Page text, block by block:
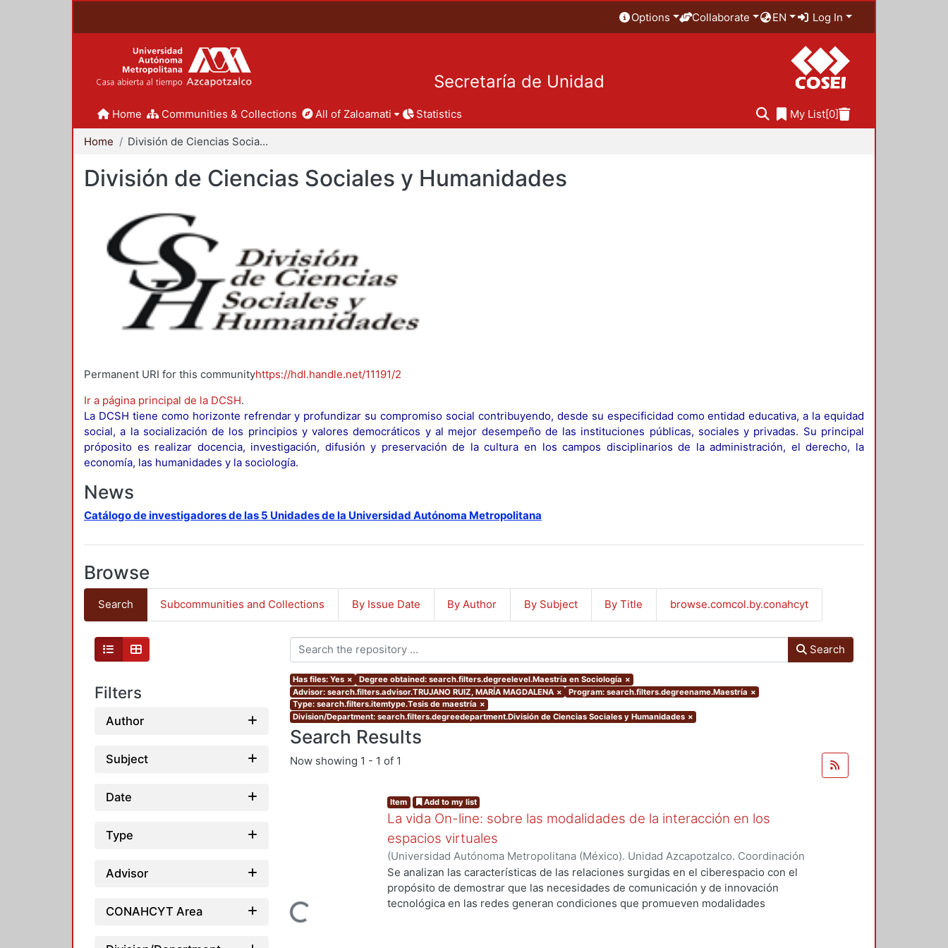
Options Collaborate EN Log In
Secretaría de Unidad
Home Communities & Collections All of Zaloamati Statistics My List[0]
Home División de Ciencias Sociales y Humanidades
División de Ciencias Sociales y Humanidades
Permanent URI for this communityhttps://hdl.handle.net/11191/2
Ir a página principal de la DCSH.
La DCSH tiene como horizonte refrendar y profundizar su compromiso social contribuyendo, desde su especificidad como entidad educativa, a la equidad
social, a la socialización de los principios y valores democráticos y al mejor desempeño de las instituciones públicas, sociales y privadas. Su principal
próposito es realizar docencia, investigación, difusión y preservación de la cultura en los campos disciplinarios de la administración, el derecho, la
economía, las humanidades y la sociología.
News
Catálogo de investigadores de las 5 Unidades de la Universidad Autónoma Metropolitana
Browse
Search Subcommunities and Collections By Issue Date By Author By Subject By Title browse.comcol.by.conahcyt
Filters
Author
Subject
Date
Type
Advisor
CONAHCYT Area
Search
Has files: Yes × Degree obtained: search.filters.degreelevel.Maestría en Sociología ×
Advisor: search.filters.advisor.TRUJANO RUIZ, MARÍA MAGDALENA × Program: search.filters.degreename.Maestría ×
Type: search.filters.itemtype.Tesis de maestría ×
Division/Department: search.filters.degreedepartment.División de Ciencias Sociales y Humanidades ×
Search Results
Now showing 1 - 1 of 1
Loading...
Item Add to my list
La vida On-line: sobre las modalidades de la interacción en los
espacios virtuales
(Universidad Autónoma Metropolitana (México). Unidad Azcapotzalco. Coordinación
de Servicios de Información.,2008-10)RODRIGUEZ ROBLES, RAUL
Se analizan las características de las relaciones surgidas en el ciberespacio con el
propósito de demostrar que las necesidades de comunicación y de innovación
tecnológica en las redes generan condiciones que promueven modalidades